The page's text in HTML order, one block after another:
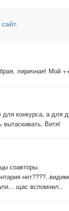
.
лиричная! Мой
для конкурса, а для
Витя!
соавторы.
щас вспомнил..